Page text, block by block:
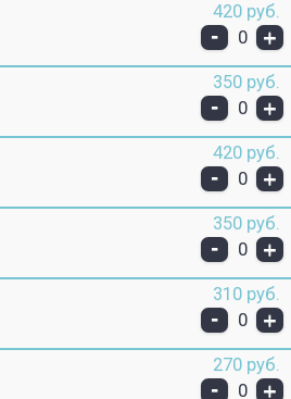
420 руб.
- 0 +
350 руб.
- 0 +
420 руб.
- 0 +
350 руб.
- 0 +
310 руб.
- 0 +
270 руб.
- 0 +